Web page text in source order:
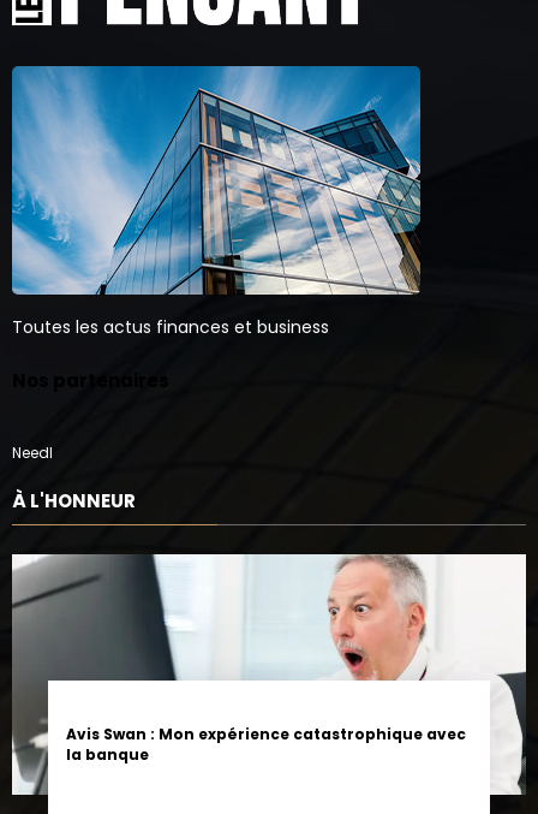
Toutes les actus finances et business
Needl
À L'HONNEUR
Avis Swan : Mon expérience catastrophique avec
la banque